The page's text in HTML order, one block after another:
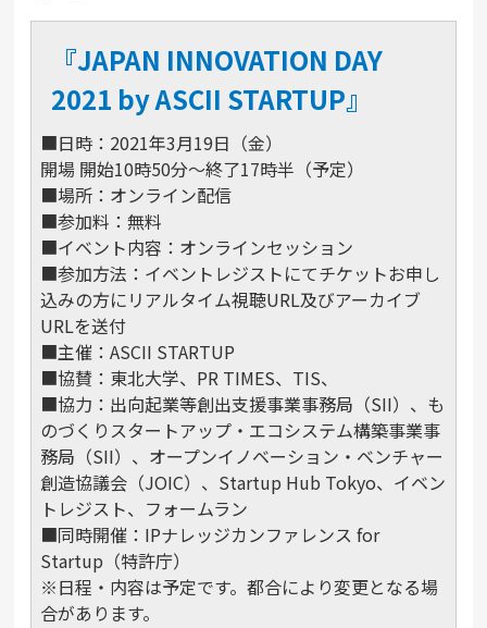
『JAPAN INNOVATION DAY
2021 by ASCII STARTUP』
■日時：2021年3月19日（金）
開場 開始10時50分～終了17時半（予定）
■場所：オンライン配信
■参加料：無料
■イベント内容：オンラインセッション
■参加方法：イベントレジストにてチケットお申し
込みの方にリアルタイム視聴URL及びアーカイブ
URLを送付
■主催：ASCII STARTUP
■協賛：東北大学、PR TIMES、TIS、
■協力：出向起業等創出支援事業事務局（SII）、も
のづくりスタートアップ・エコシステム構築事業事
務局（SII）、オープンイノベーション・ベンチャー
創造協議会（JOIC）、Startup Hub Tokyo、イベン
トレジスト、フォームラン
■同時開催：IPナレッジカンファレンス for
Startup（特許庁）
※日程・内容は予定です。都合により変更となる場
合があります。